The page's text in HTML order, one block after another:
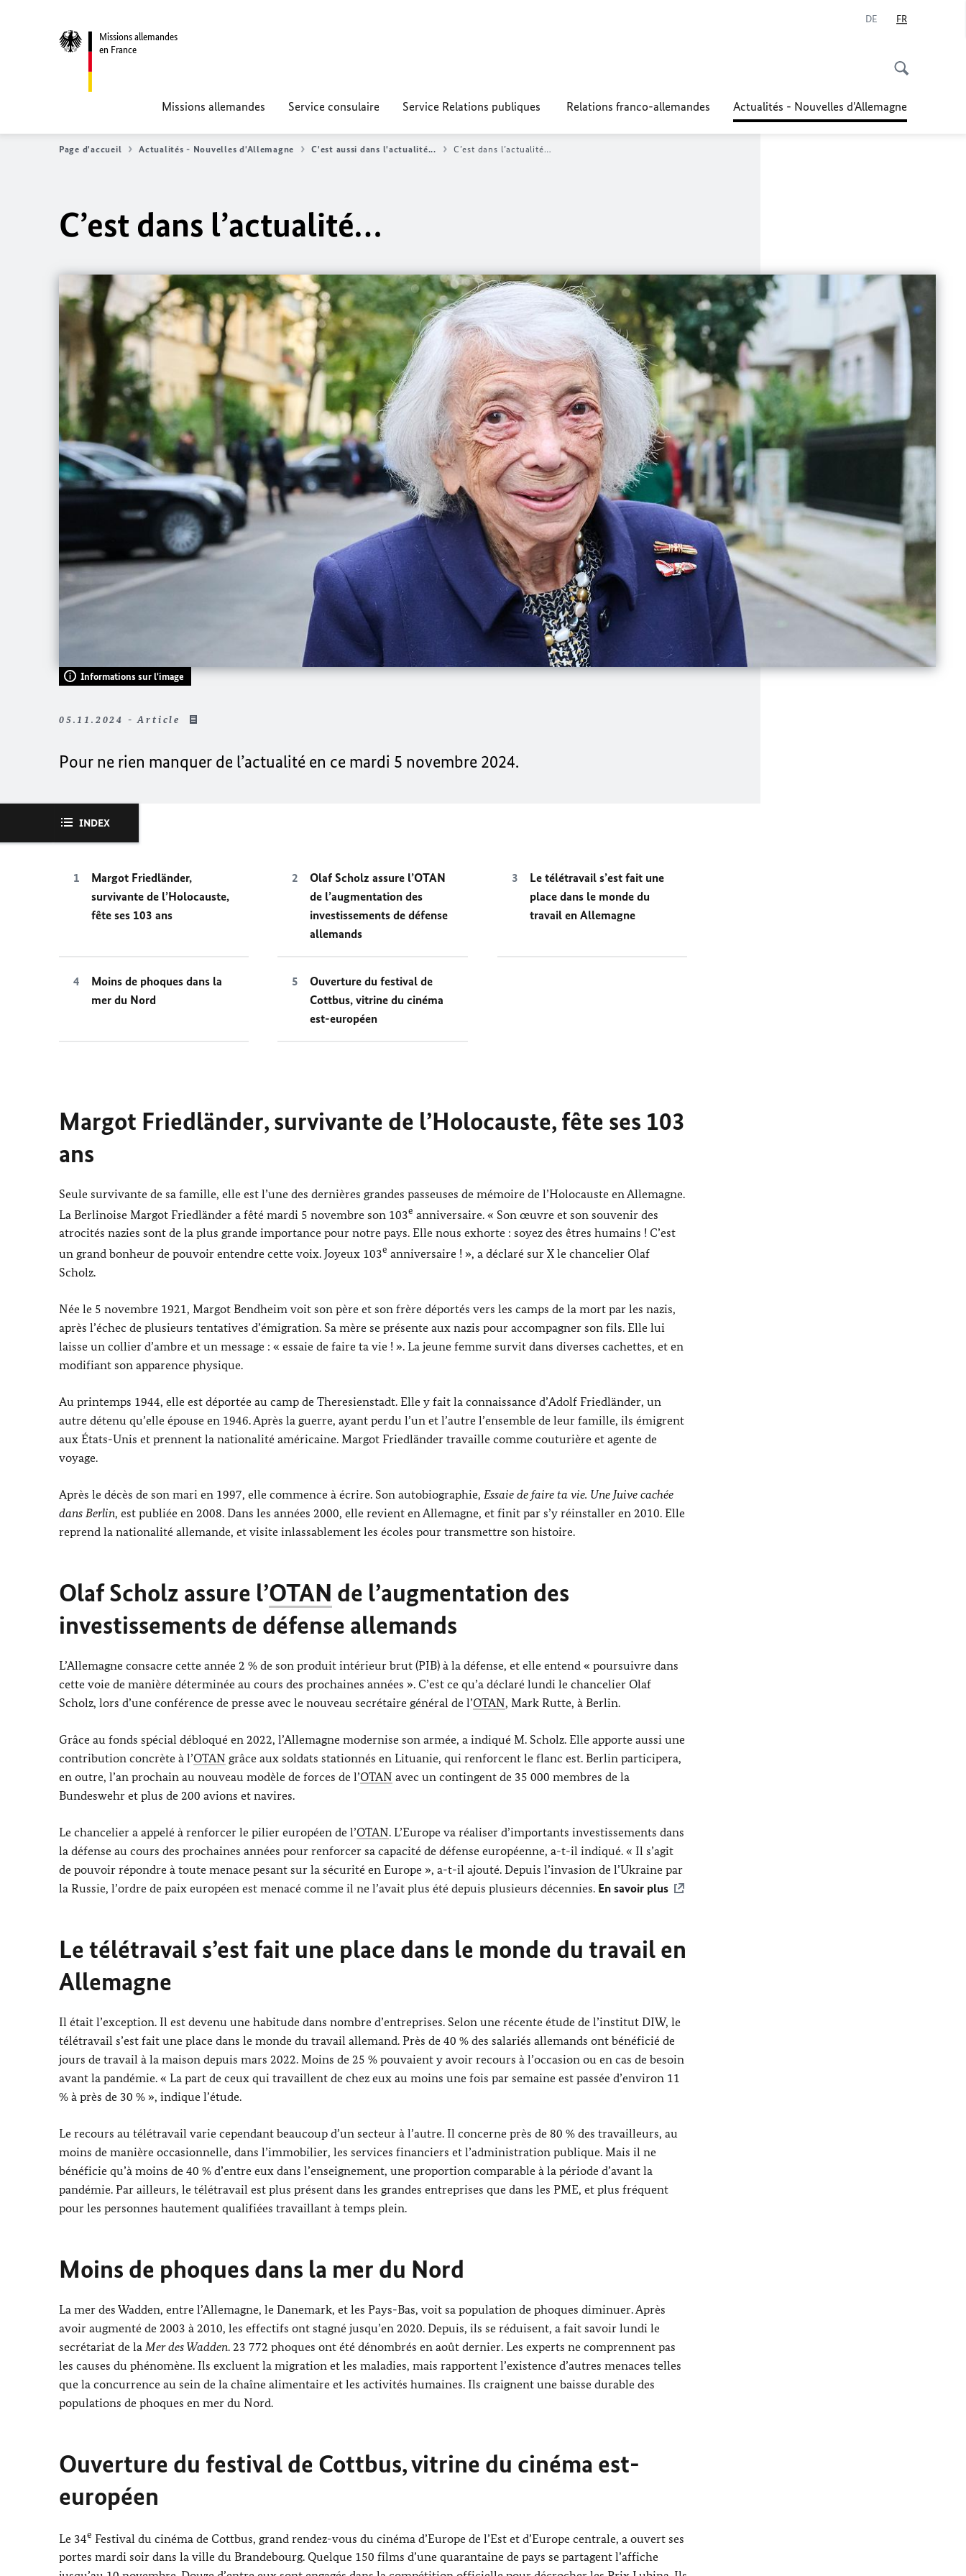
Missions allemandes
en France
DE FR
Missions allemandes Service consulaire Service Relations publiques Relations franco-allemandes Actualités - Nouvelles d'Allemagne
Page d'accueil Actualités - Nouvelles d'Allemagne C'est aussi dans l'actualité... C’est dans l’actualité…
C’est dans l’actualité…
Informations sur l'image
05.11.2024 - Article
Pour ne rien manquer de l’actualité en ce mardi 5 novembre 2024.
INDEX
Margot Friedländer,
survivante de l’Holocauste,
fête ses 103 ans
Olaf Scholz assure l’OTAN
de l’augmentation des
investissements de défense
allemands
Le télétravail s’est fait une
place dans le monde du
travail en Allemagne
Moins de phoques dans la
mer du Nord
Ouverture du festival de
Cottbus, vitrine du cinéma
est-européen
Margot Friedländer, survivante de l’Holocauste, fête ses 103
ans
Seule survivante de sa famille, elle est l’une des dernières grandes passeuses de mémoire de l’Holocauste en Allemagne.
La Berlinoise Margot Friedländer a fêté mardi 5 novembre son 103e anniversaire. « Son œuvre et son souvenir des
atrocités nazies sont de la plus grande importance pour notre pays. Elle nous exhorte : soyez des êtres humains ! C’est
un grand bonheur de pouvoir entendre cette voix. Joyeux 103e anniversaire ! », a déclaré sur X le chancelier Olaf
Scholz.
Née le 5 novembre 1921, Margot Bendheim voit son père et son frère déportés vers les camps de la mort par les nazis,
après l’échec de plusieurs tentatives d’émigration. Sa mère se présente aux nazis pour accompagner son fils. Elle lui
laisse un collier d’ambre et un message : « essaie de faire ta vie ! ». La jeune femme survit dans diverses cachettes, et en
modifiant son apparence physique.
Au printemps 1944, elle est déportée au camp de Theresienstadt. Elle y fait la connaissance d’Adolf Friedländer, un
autre détenu qu’elle épouse en 1946. Après la guerre, ayant perdu l’un et l’autre l’ensemble de leur famille, ils émigrent
aux États-Unis et prennent la nationalité américaine. Margot Friedländer travaille comme couturière et agente de
voyage.
Après le décès de son mari en 1997, elle commence à écrire. Son autobiographie, Essaie de faire ta vie. Une Juive cachée
dans Berlin, est publiée en 2008. Dans les années 2000, elle revient en Allemagne, et finit par s’y réinstaller en 2010. Elle
reprend la nationalité allemande, et visite inlassablement les écoles pour transmettre son histoire.
Olaf Scholz assure l’OTAN de l’augmentation des
investissements de défense allemands
L’Allemagne consacre cette année 2 % de son produit intérieur brut (PIB) à la défense, et elle entend « poursuivre dans
cette voie de manière déterminée au cours des prochaines années ». C’est ce qu’a déclaré lundi le chancelier Olaf
Scholz, lors d’une conférence de presse avec le nouveau secrétaire général de l’OTAN, Mark Rutte, à Berlin.
Grâce au fonds spécial débloqué en 2022, l’Allemagne modernise son armée, a indiqué M. Scholz. Elle apporte aussi une
contribution concrète à l’OTAN grâce aux soldats stationnés en Lituanie, qui renforcent le flanc est. Berlin participera,
en outre, l’an prochain au nouveau modèle de forces de l’OTAN avec un contingent de 35 000 membres de la
Bundeswehr et plus de 200 avions et navires.
Le chancelier a appelé à renforcer le pilier européen de l’OTAN. L’Europe va réaliser d’importants investissements dans
la défense au cours des prochaines années pour renforcer sa capacité de défense européenne, a-t-il indiqué. « Il s’agit
de pouvoir répondre à toute menace pesant sur la sécurité en Europe », a-t-il ajouté. Depuis l’invasion de l’Ukraine par
la Russie, l’ordre de paix européen est menacé comme il ne l’avait plus été depuis plusieurs décennies. En savoir plus
Le télétravail s’est fait une place dans le monde du travail en
Allemagne
Il était l’exception. Il est devenu une habitude dans nombre d’entreprises. Selon une récente étude de l’institut DIW, le
télétravail s’est fait une place dans le monde du travail allemand. Près de 40 % des salariés allemands ont bénéficié de
jours de travail à la maison depuis mars 2022. Moins de 25 % pouvaient y avoir recours à l’occasion ou en cas de besoin
avant la pandémie. « La part de ceux qui travaillent de chez eux au moins une fois par semaine est passée d’environ 11
% à près de 30 % », indique l’étude.
Le recours au télétravail varie cependant beaucoup d’un secteur à l’autre. Il concerne près de 80 % des travailleurs, au
moins de manière occasionnelle, dans l’immobilier, les services financiers et l’administration publique. Mais il ne
bénéficie qu’à moins de 40 % d’entre eux dans l’enseignement, une proportion comparable à la période d’avant la
pandémie. Par ailleurs, le télétravail est plus présent dans les grandes entreprises que dans les PME, et plus fréquent
pour les personnes hautement qualifiées travaillant à temps plein.
Moins de phoques dans la mer du Nord
La mer des Wadden, entre l’Allemagne, le Danemark, et les Pays-Bas, voit sa population de phoques diminuer. Après
avoir augmenté de 2003 à 2010, les effectifs ont stagné jusqu’en 2020. Depuis, ils se réduisent, a fait savoir lundi le
secrétariat de la Mer des Wadden. 23 772 phoques ont été dénombrés en août dernier. Les experts ne comprennent pas
les causes du phénomène. Ils excluent la migration et les maladies, mais rapportent l’existence d’autres menaces telles
que la concurrence au sein de la chaîne alimentaire et les activités humaines. Ils craignent une baisse durable des
populations de phoques en mer du Nord.
Ouverture du festival de Cottbus, vitrine du cinéma est-
européen
Le 34e Festival du cinéma de Cottbus, grand rendez-vous du cinéma d’Europe de l’Est et d’Europe centrale, a ouvert ses
portes mardi soir dans la ville du Brandebourg. Quelque 150 films d’une quarantaine de pays se partagent l’affiche